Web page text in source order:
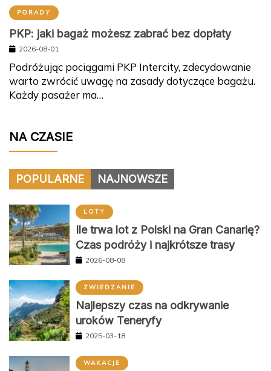
PORADY
PKP: jaki bagaż możesz zabrać bez dopłaty
2026-08-01
Podróżując pociągami PKP Intercity, zdecydowanie
warto zwrócić uwagę na zasady dotyczące bagażu.
Każdy pasażer ma…
NA CZASIE
POPULARNE NAJNOWSZE
LOTY
Ile trwa lot z Polski na Gran Canarię?
Czas podróży i najkrótsze trasy
2026-08-08
ZWIEDZANIE
Najlepszy czas na odkrywanie
uroków Teneryfy
2025-03-18
WAKACJE